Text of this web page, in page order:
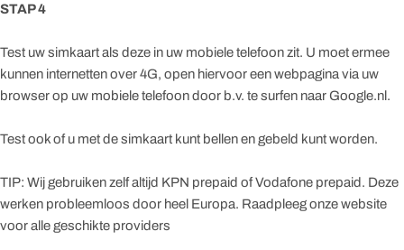
STAP 4
Test uw simkaart als deze in uw mobiele telefoon zit. U moet ermee
kunnen internetten over 4G, open hiervoor een webpagina via uw
browser op uw mobiele telefoon door b.v. te surfen naar Google.nl.
Test ook of u met de simkaart kunt bellen en gebeld kunt worden.
TIP: Wij gebruiken zelf altijd KPN prepaid of Vodafone prepaid. Deze
werken probleemloos door heel Europa. Raadpleeg onze website
voor alle geschikte providers